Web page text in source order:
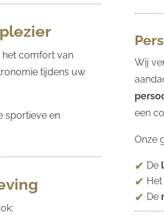
het comfort van
tijdens uw
sportieve en
Wij
een
Onze
De
De